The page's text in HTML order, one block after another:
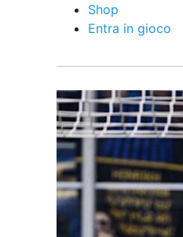
Shop
Entra in gioco